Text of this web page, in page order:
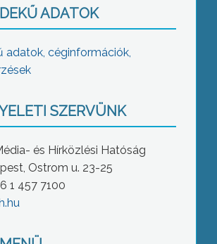
ADATOK
adatok, céginformációk,
SZERVÜNK
és Hírközlési Hatóság
Ostrom u. 23-25
1 457 7100